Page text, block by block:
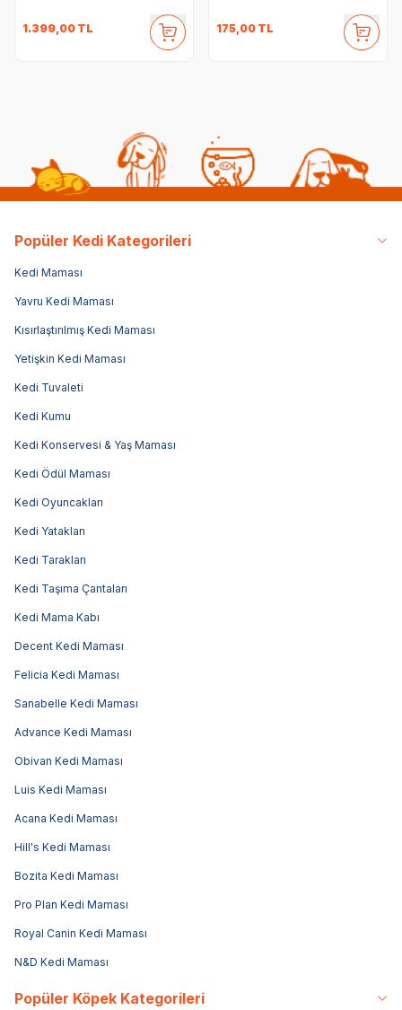
1.399,00 TL 175,00 TL
Popüler Kedi Kategorileri
Kedi Maması
Yavru Kedi Maması
Kısırlaştırılmış Kedi Maması
Yetişkin Kedi Maması
Kedi Tuvaleti
Kedi Kumu
Kedi Konservesi & Yaş Maması
Kedi Ödül Maması
Kedi Oyuncakları
Kedi Yatakları
Kedi Tarakları
Kedi Taşıma Çantaları
Kedi Mama Kabı
Decent Kedi Maması
Felicia Kedi Maması
Sanabelle Kedi Maması
Advance Kedi Maması
Obivan Kedi Maması
Luis Kedi Maması
Acana Kedi Maması
Hill's Kedi Maması
Bozita Kedi Maması
Pro Plan Kedi Maması
Royal Canin Kedi Maması
N&D Kedi Maması
Popüler Köpek Kategorileri